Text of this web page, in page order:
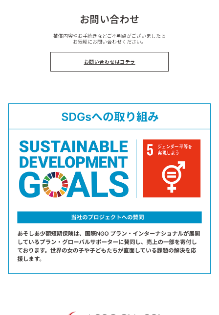
お問い合わせ
補償内容やお手続きなどご不明点がございましたら
お気軽にお問い合わせください。
お問い合わせはコチラ